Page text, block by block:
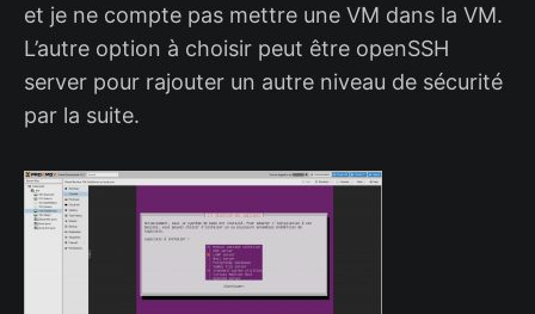
et je ne compte pas mettre une VM dans la VM.
L’autre option à choisir peut être openSSH
server pour rajouter un autre niveau de sécurité
par la suite.